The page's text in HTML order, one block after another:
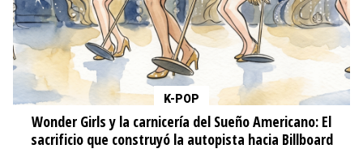
K-POP
Wonder Girls y la carnicería del Sueño Americano: El
sacrificio que construyó la autopista hacia Billboard